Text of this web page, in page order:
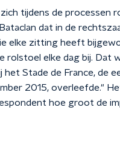
tijdens de processen
dat in de
elke zitting heeft
rolstoel elke dag bij. Dat
het Stade de France, de
2015, overleefde."
hoe groot de